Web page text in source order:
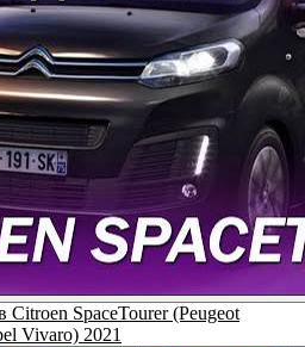
Citroen SpaceTourer (Peugeot
Vivaro) 2021